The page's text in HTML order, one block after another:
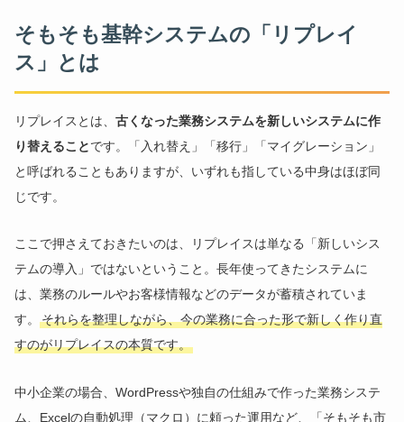
そもそも基幹システムの「リプレイ
ス」とは
リプレイスとは、古くなった業務システムを新しいシステムに作
り替えることです。「入れ替え」「移行」「マイグレーション」
と呼ばれることもありますが、いずれも指している中身はほぼ同
じです。
ここで押さえておきたいのは、リプレイスは単なる「新しいシス
テムの導入」ではないということ。長年使ってきたシステムに
は、業務のルールやお客様情報などのデータが蓄積されていま
す。それらを整理しながら、今の業務に合った形で新しく作り直
すのがリプレイスの本質です。
中小企業の場合、WordPressや独自の仕組みで作った業務システ
ム、Excelの自動処理（マクロ）に頼った運用など、「そもそも市